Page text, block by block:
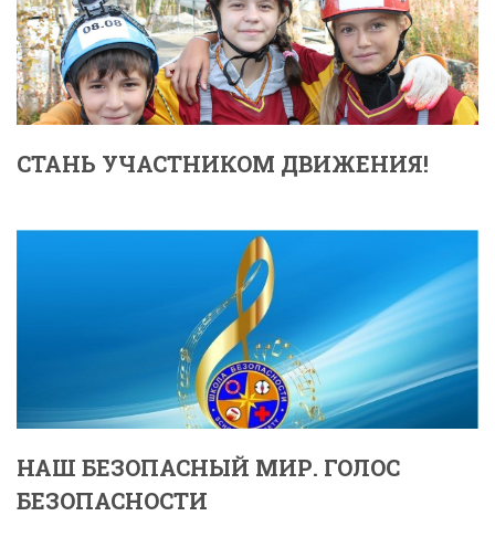
СТАНЬ УЧАСТНИКОМ ДВИЖЕНИЯ!
НАШ БЕЗОПАСНЫЙ МИР. ГОЛОС
БЕЗОПАСНОСТИ